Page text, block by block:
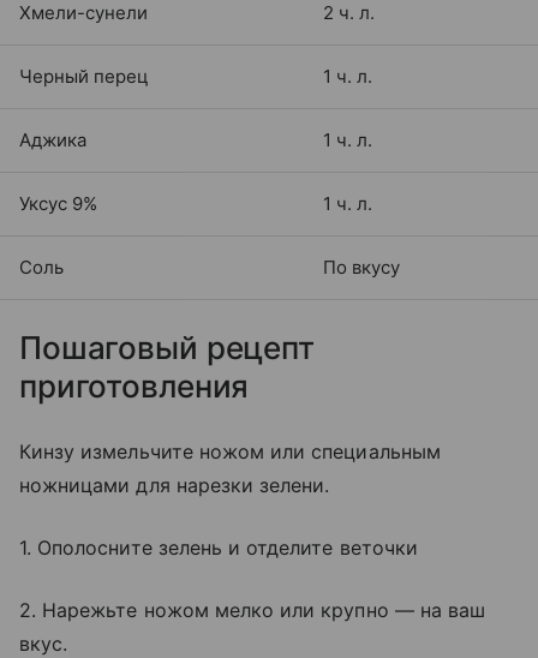
Хмели-сунели 2 ч. л.
Черный перец 1 ч. л.
Аджика 1 ч. л.
Уксус 9% 1 ч. л.
Соль По вкусу
Пошаговый рецепт
приготовления
Кинзу измельчите ножом или специальным
ножницами для нарезки зелени.
1. Ополосните зелень и отделите веточки
2. Нарежьте ножом мелко или крупно — на ваш
вкус.